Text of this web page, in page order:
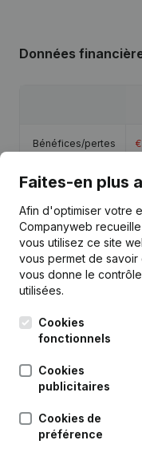
Données
Bénéfices/pertes €
Capitaux propres
Marge brute
Publications de
Date
Faites-en plus
Afin d'optimiser votre
Companyweb
vous utilisez ce site
vous permet de savoir
vous donne le
utilisées.
Cookies
fonctionnels
Cookies
publicitaires
Cookies de
préférence